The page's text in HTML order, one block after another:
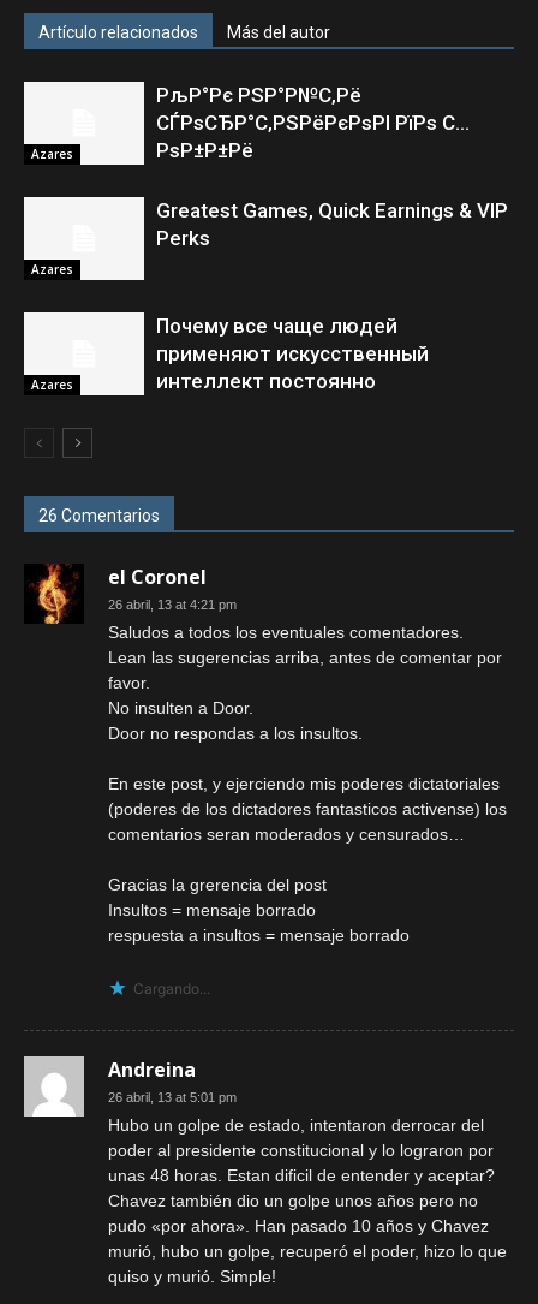
Artículo relacionados Más del autor
Azares
РљР°Рє РЅР°Р№С‚Рё
СЃРѕСЂР°С‚РЅРёРєРѕРІ РїРѕ С…
РѕР±Р±Рё
Azares
Greatest Games, Quick Earnings & VIP
Perks
Azares
Почему все чаще людей
применяют искусственный
интеллект постоянно
26 Comentarios
el Coronel
26 abril, 13 at 4:21 pm
Saludos a todos los eventuales comentadores.
Lean las sugerencias arriba, antes de comentar por
favor.
No insulten a Door.
Door no respondas a los insultos.
En este post, y ejerciendo mis poderes dictatoriales
(poderes de los dictadores fantasticos activense) los
comentarios seran moderados y censurados…
Gracias la grerencia del post
Insultos = mensaje borrado
respuesta a insultos = mensaje borrado
Cargando...
Andreina
26 abril, 13 at 5:01 pm
Hubo un golpe de estado, intentaron derrocar del
poder al presidente constitucional y lo lograron por
unas 48 horas. Estan dificil de entender y aceptar?
Chavez también dio un golpe unos años pero no
pudo «por ahora». Han pasado 10 años y Chavez
murió, hubo un golpe, recuperó el poder, hizo lo que
quiso y murió. Simple!